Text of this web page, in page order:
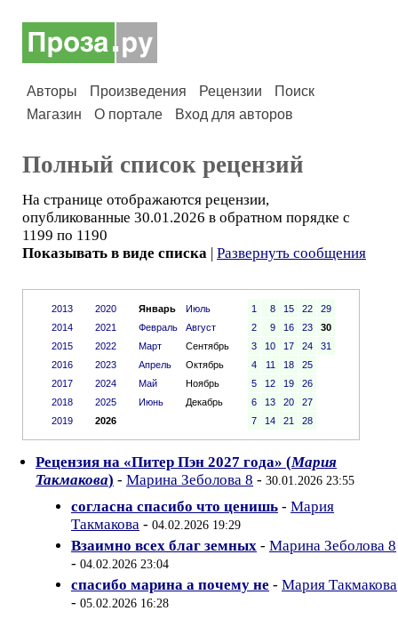
Авторы Произведения Рецензии
Поиск
Магазин
О портале Вход для авторов
Полный список рецензий
На странице отображаются рецензии,
опубликованные 30.01.2026 в обратном порядке с
1199 по 1190
Показывать в виде списка | Развернуть сообщения
2013
2014
2015
2016
2017
2018
2019
2020
2021
2022
2023
2024
2025
2026
Январь
Июль
Февраль
Август
Март
Сентябрь
Апрель
Октябрь
Май
Ноябрь
Июнь
Декабрь
1 8 15 22
29
2
9 16 23
30
3
10 17 24
31
4
11 18
25
5
12 19
26
6
13 20
27
7
14 21 28
Рецензия на «Питер Пэн 2027 года» (Мария
Такмакова) - Марина Зеболова 8 - 30.01.2026 23:55
согласна спасибо что ценишь - Мария
Такмакова - 04.02.2026 19:29
Взаимно всех благ земных - Марина Зеболова 8
- 04.02.2026 23:04
спасибо марина а почему не - Мария Такмакова
- 05.02.2026 16:28